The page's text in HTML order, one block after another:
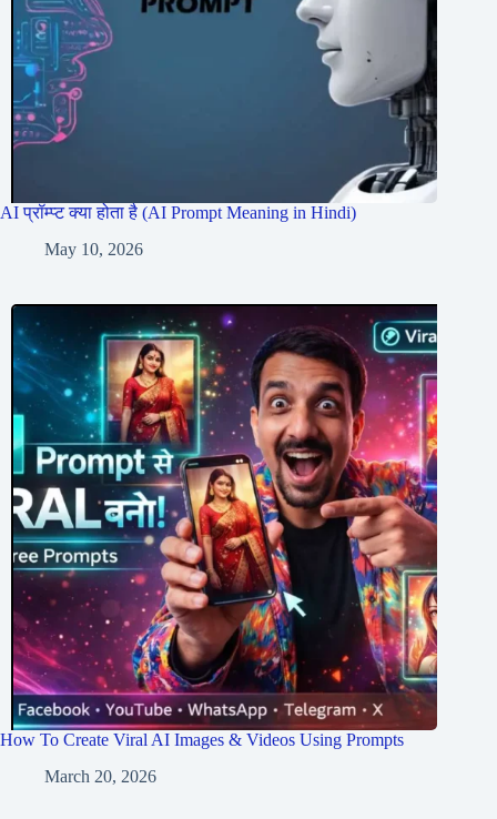
AI प्रॉम्प्ट क्या होता है (AI Prompt Meaning in Hindi)
May 10, 2026
How To Create Viral AI Images & Videos Using Prompts
March 20, 2026